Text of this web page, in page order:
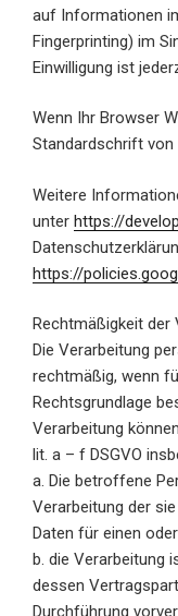
auf Informationen
Fingerprinting) im
Einwilligung ist
Wenn Ihr Browser
Standardschrift
Weitere
unter https://
https://
Rechtmäßigkeit der
Die Verarbeitung
rechtmäßig, wenn
Rechtsgrundlage
Verarbeitung
lit. a – f DSGVO
a. Die betroffene
Verarbeitung der
Daten für einen
b. die Verarbeitung
dessen
Durchführung